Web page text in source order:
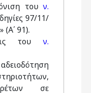
του ν.
97/11/
(Α΄ 91).
του ν.
σε